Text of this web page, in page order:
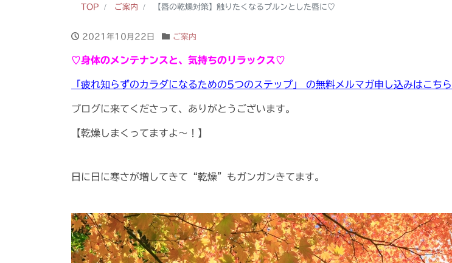
TOP ご案内 【唇の乾燥対策】触りたくなるプルンとした唇に♡
2021年10月22日 ご案内
♡身体のメンテナンスと、気持ちのリラックス♡
「疲れ知らずのカラダになるための5つのステップ」 の無料メルマガ申し込みはこちら
ブログに来てくださって、ありがとうございます。
【乾燥しまくってますよ～！】
日に日に寒さが増してきて“乾燥”もガンガンきてます。